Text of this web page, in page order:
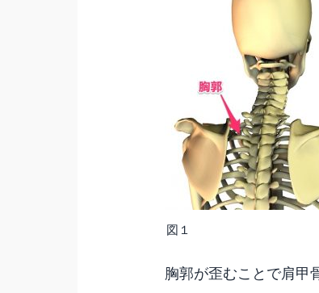
図１
胸郭が歪むことで肩甲